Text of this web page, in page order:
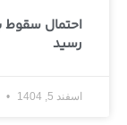
رسید
اسفند 5, 1404